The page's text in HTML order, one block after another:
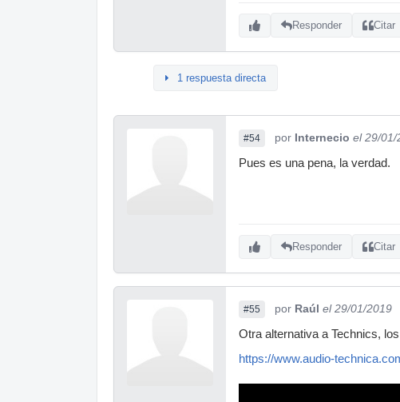
Responder Citar
1 respuesta directa
#54 por Internecio el 29/01/
Pues es una pena, la verdad.
Responder Citar
#55 por Raúl el 29/01/2019
Otra alternativa a Technics,
https://www.audio-